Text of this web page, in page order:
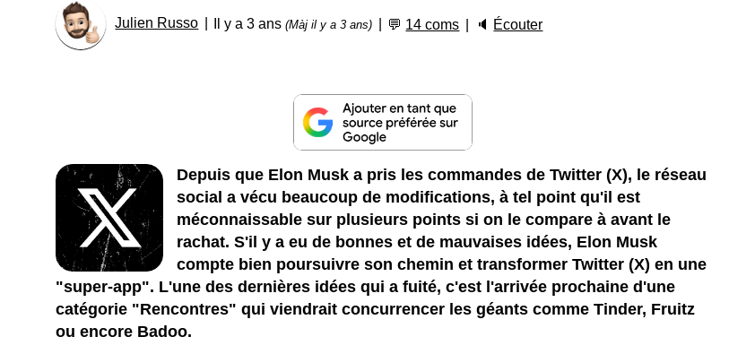
Julien Russo Il y a 3 ans(Màj il y a 3 ans) 💬 14 coms 🔈 Écouter
Depuis que Elon Musk a pris les commandes de Twitter (X), le réseau
social a vécu beaucoup de modifications, à tel point qu'il est
méconnaissable sur plusieurs points si on le compare à avant le
rachat. S'il y a eu de bonnes et de mauvaises idées, Elon Musk
compte bien poursuivre son chemin et transformer Twitter (X) en une
"super-app". L'une des dernières idées qui a fuité, c'est l'arrivée prochaine d'une
catégorie "Rencontres" qui viendrait concurrencer les géants comme Tinder, Fruitz
ou encore Badoo.